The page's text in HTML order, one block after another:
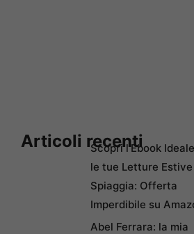
Articoli recenti
Scopri l’Ebook
le tue Letture Estive
Spiaggia: Offerta
Imperdibile su
Abel Ferrara: la mia